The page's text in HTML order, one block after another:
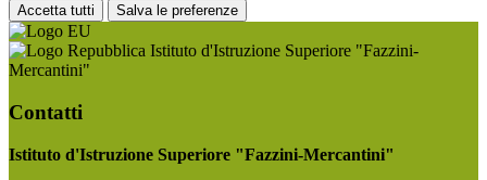
Accetta tutti Salva le preferenze
Istituto d'Istruzione Superiore "Fazzini-
Mercantini"
Contatti
Istituto d'Istruzione Superiore "Fazzini-Mercantini"